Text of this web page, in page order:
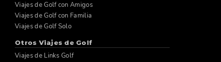
Viajes de Golf con Amigos
Viajes de Golf con Familia
Viajes de Golf Solo
Otros Viajes de Golf
Viajes de Links Golf